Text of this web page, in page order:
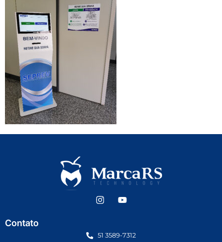
Contato
51 3589-7312